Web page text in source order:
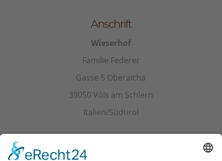
Anschrift
Wieserhof
Familie Federer
Gasse 5 Oberaicha
39050 Völs am Schlern
Italien/Südtirol